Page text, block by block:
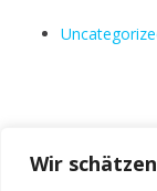
Wir